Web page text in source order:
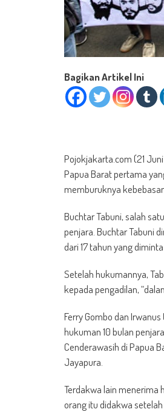
Bagikan Artikel Ini
Pojokjakarta.com (21
Papua Barat pertama
memburuknya
Buchtar Tabuni, salah
penjara. Buchtar Tabuni
dari 17 tahun yang
Setelah hukumannya,
kepada pengadilan,
Ferry Gombo dan
hukuman 10 bulan
Cenderawasih di Papua
Jayapura.
Terdakwa lain menerima
orang itu didakwa